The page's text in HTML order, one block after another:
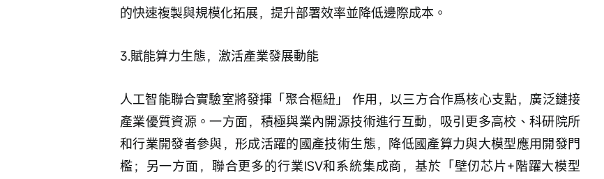
的快速複製與規模化拓展，提升部署效率並降低邊際成本。
3.賦能算力生態，激活產業發展動能
人工智能聯合實驗室將發揮「聚合樞紐」 作用，以三方合作爲核心支點，廣泛鏈接
產業優質資源。一方面，積極與業內開源技術進行互動，吸引更多高校、科研院所
和行業開發者參與，形成活躍的國產技術生態，降低國產算力與大模型應用開發門
檻；另一方面，聯合更多的行業ISV和系統集成商，基於「壁仞芯片+階躍大模型